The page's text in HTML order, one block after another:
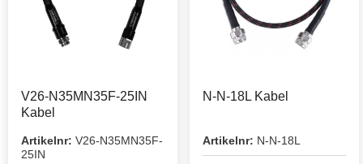
V26-N35MN35F-25IN
Kabel
Artikelnr: V26-N35MN35F-
25IN
N-N-18L Kabel
Artikelnr: N-N-18L